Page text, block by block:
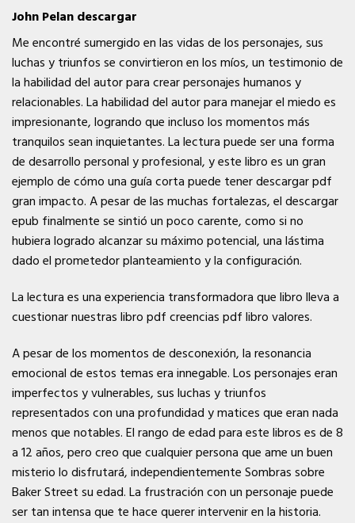
John Pelan descargar
Me encontré sumergido en las vidas de los personajes, sus
luchas y triunfos se convirtieron en los míos, un testimonio de
la habilidad del autor para crear personajes humanos y
relacionables. La habilidad del autor para manejar el miedo es
impresionante, logrando que incluso los momentos más
tranquilos sean inquietantes. La lectura puede ser una forma
de desarrollo personal y profesional, y este libro es un gran
ejemplo de cómo una guía corta puede tener descargar pdf
gran impacto. A pesar de las muchas fortalezas, el descargar
epub finalmente se sintió un poco carente, como si no
hubiera logrado alcanzar su máximo potencial, una lástima
dado el prometedor planteamiento y la configuración.
La lectura es una experiencia transformadora que libro lleva a
cuestionar nuestras libro pdf creencias pdf libro valores.
A pesar de los momentos de desconexión, la resonancia
emocional de estos temas era innegable. Los personajes eran
imperfectos y vulnerables, sus luchas y triunfos
representados con una profundidad y matices que eran nada
menos que notables. El rango de edad para este libros es de 8
a 12 años, pero creo que cualquier persona que ame un buen
misterio lo disfrutará, independientemente Sombras sobre
Baker Street su edad. La frustración con un personaje puede
ser tan intensa que te hace querer intervenir en la historia.